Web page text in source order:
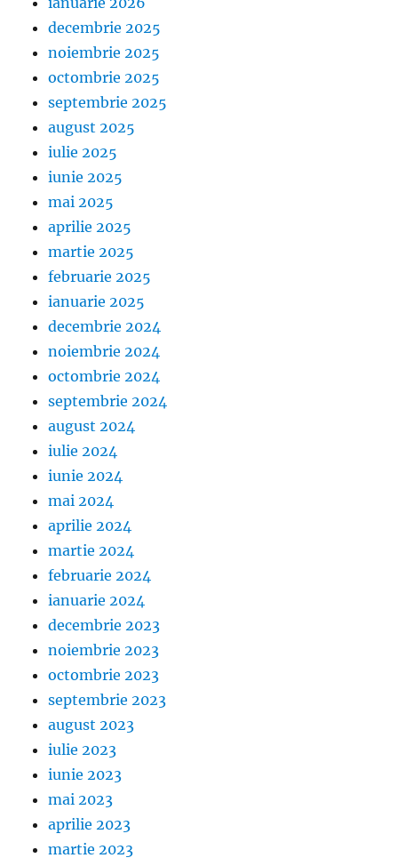
decembrie 2025
noiembrie 2025
octombrie 2025
septembrie 2025
august 2025
iulie 2025
iunie 2025
mai 2025
aprilie 2025
martie 2025
februarie 2025
ianuarie 2025
decembrie 2024
noiembrie 2024
octombrie 2024
septembrie 2024
august 2024
iulie 2024
iunie 2024
mai 2024
aprilie 2024
martie 2024
februarie 2024
ianuarie 2024
decembrie 2023
noiembrie 2023
octombrie 2023
septembrie 2023
august 2023
iulie 2023
iunie 2023
mai 2023
aprilie 2023
martie 2023